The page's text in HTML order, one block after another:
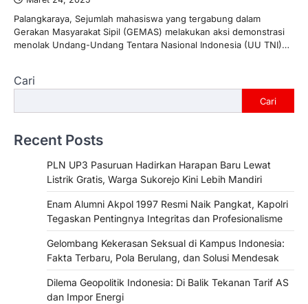
Palangkaraya, Sejumlah mahasiswa yang tergabung dalam
Gerakan Masyarakat Sipil (GEMAS) melakukan aksi demonstrasi
menolak Undang-Undang Tentara Nasional Indonesia (UU TNI)…
Cari
Cari
Recent Posts
PLN UP3 Pasuruan Hadirkan Harapan Baru Lewat
Listrik Gratis, Warga Sukorejo Kini Lebih Mandiri
Enam Alumni Akpol 1997 Resmi Naik Pangkat, Kapolri
Tegaskan Pentingnya Integritas dan Profesionalisme
Gelombang Kekerasan Seksual di Kampus Indonesia:
Fakta Terbaru, Pola Berulang, dan Solusi Mendesak
Dilema Geopolitik Indonesia: Di Balik Tekanan Tarif AS
dan Impor Energi